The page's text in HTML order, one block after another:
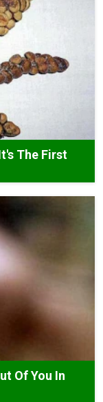
The First
Of You In